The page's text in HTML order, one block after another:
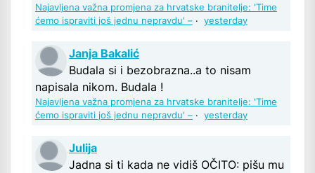
Najavljena važna promjena za hrvatske branitelje: 'Time
ćemo ispraviti još jednu nepravdu' – · yesterday
Janja Bakalić
Budala si i bezobrazna..a to nisam
napisala nikom. Budala !
Najavljena važna promjena za hrvatske branitelje: 'Time
ćemo ispraviti još jednu nepravdu' – · yesterday
Julija
Jadna si ti kada ne vidiš OČITO: pišu mu